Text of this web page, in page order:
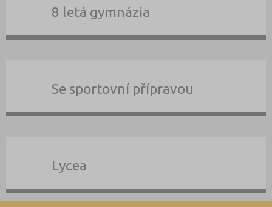
8 letá gymnázia
Se sportovní přípravou
Lycea